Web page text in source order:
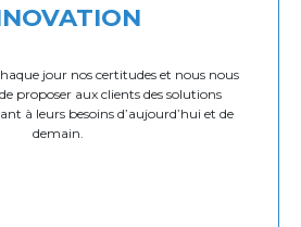
jour nos certitudes et nous nous
proposer aux clients des solutions
à leurs besoins d’aujourd’hui et de
demain.